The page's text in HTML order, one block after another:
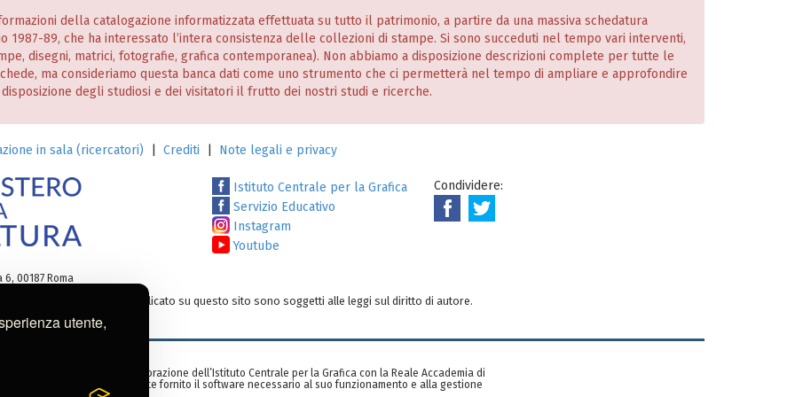
utente,
della catalogazione informatizzata effettuata su tutto il patrimonio, a partire da una massiva schedatura
89, che ha interessato l’intera consistenza delle collezioni di stampe. Si sono succeduti nel tempo vari interventi,
disegni, matrici, fotografie, grafica contemporanea). Non abbiamo a disposizione descrizioni complete per tutte le
ma consideriamo questa banca dati come uno strumento che ci permetterà nel tempo di ampliare e approfondire
degli studiosi e dei visitatori il frutto dei nostri studi e ricerche.
in sala (ricercatori) Crediti Note legali e privacy
Istituto Centrale per la Grafica
Servizio Educativo
Instagram
Youtube
Condividere:
00187 Roma
e/o su altro materiale pubblicato su questo sito sono soggetti alle leggi sul diritto di autore.
ic-gr@cultura.gov.it
nell’ambito di una collaborazione dell’Istituto Centrale per la Grafica con la Reale Accademia di
Spagna), che ha gentilmente fornito il software necessario al suo funzionamento e alla gestione